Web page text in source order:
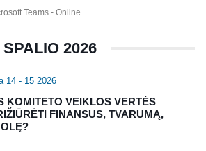
Teams - Online
SPALIO 2026
14 - 15 2026
KOMITETO VEIKLOS VERTĖS
FINANSUS, TVARUMĄ,
apie Vidaus Auditorių asociaciją!